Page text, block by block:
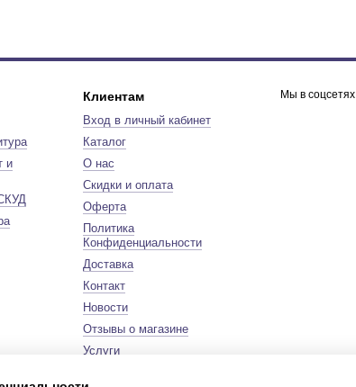
и
Клиентам
Вход в личный кабинет
Каталог
О нас
Скидки и оплата
Оферта
Политика
Конфиденциальности
Доставка
Контакт
Новости
Отзывы о магазине
Услуги
Мы в соцсетях